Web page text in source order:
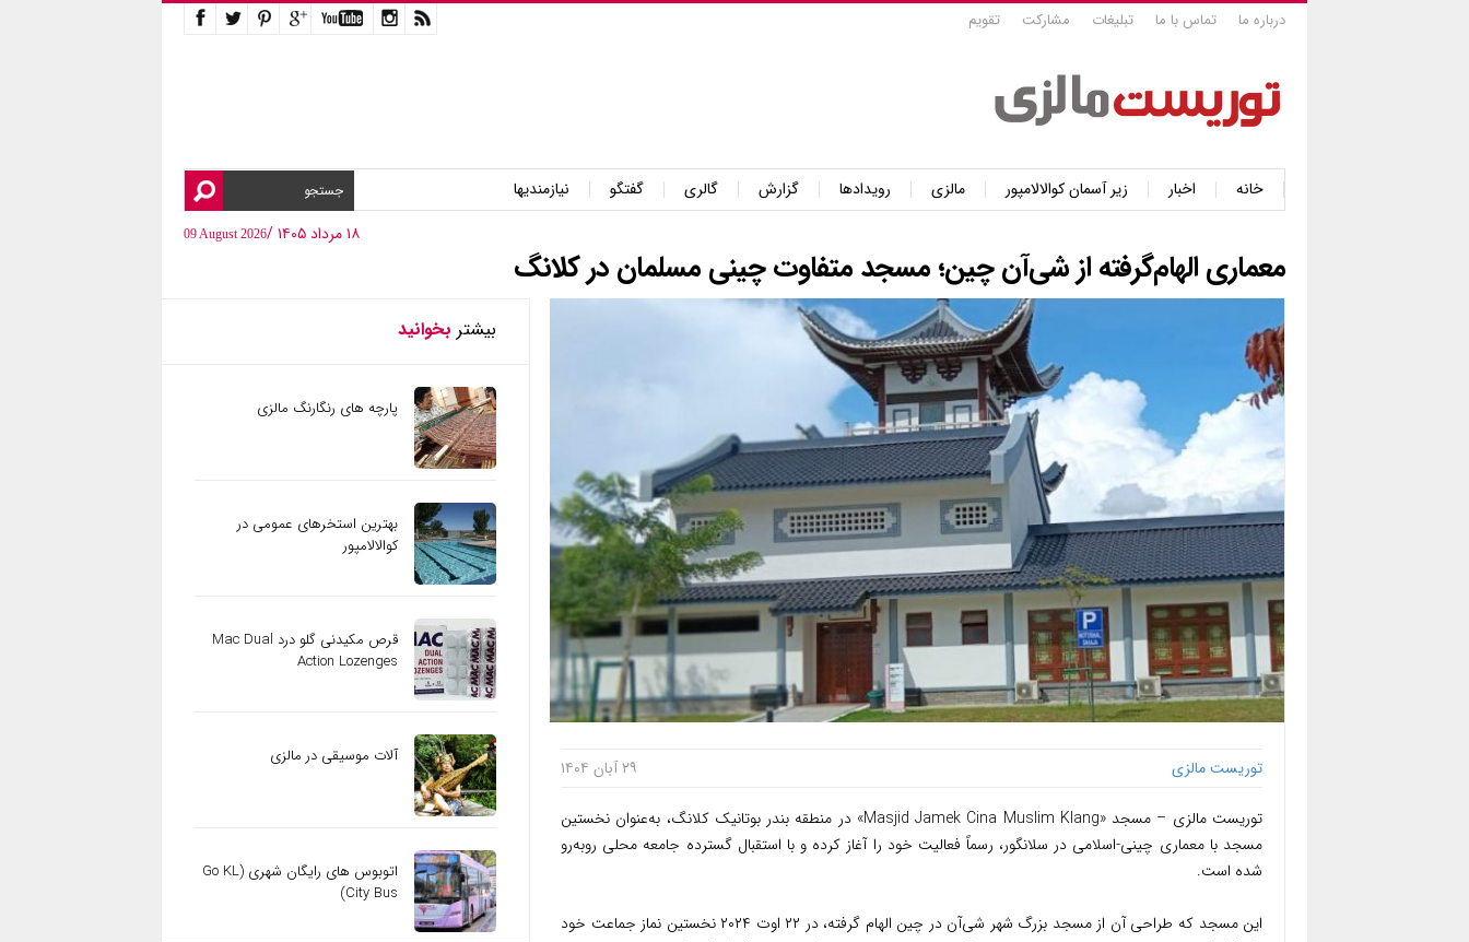
درباره ما تماس با ما تبلیغات مشارکت تقویم
خانه اخبار زیر آسمان کوالالامپور مالزی رویدادها گزارش گالری گفتگو
نیازمندیها
۱۸ مرداد ۱۴۰۵ /
09 August 2026
معماری الهام‌گرفته از شی‌آن چین؛ مسجد متفاوت چینی مسلمان در کلانگ
توریست مالزی ۲۹ آبان ۱۴۰۴
توریست مالزی – مسجد «Masjid Jamek Cina Muslim Klang» در منطقه بندر بوتانیک کلانگ، به‌عنوان نخستین
مسجد با معماری چینی-اسلامی در سلانگور، رسماً فعالیت خود را آغاز کرده و با استقبال گسترده جامعه محلی روبه‌رو
شده است.
این مسجد که طراحی آن از مسجد بزرگ شهر شی‌آن در چین الهام گرفته، در ۲۲ اوت ۲۰۲۴ نخستین نماز جماعت خود
بیشتر بخوانید
پارچه های رنگارنگ مالزی
بهترین استخرهای عمومی در
کوالالامپور
قرص مکیدنی گلو درد Mac Dual
Action Lozenges
آلات موسیقی در مالزی
اتوبوس های رایگان شهری (Go KL
City Bus)